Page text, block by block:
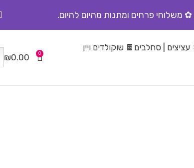
✿ משלוחי פרחים ומתנות מהיום להיום.
🍫 שוקולדים ויין
0
₪0.00